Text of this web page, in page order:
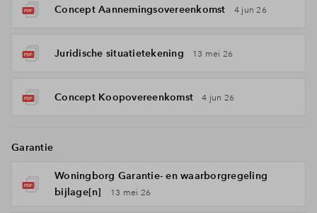
Concept Aannemingsovereenkomst 4 jun 26
Juridische situatietekening 13 mei 26
Concept Koopovereenkomst 4 jun 26
Garantie
Woningborg Garantie- en waarborgregeling
bijlage[n]
13 mei 26